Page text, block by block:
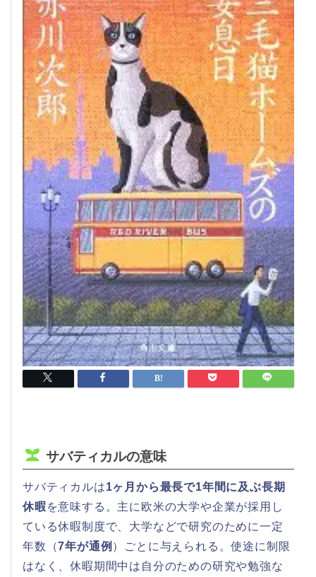
サバティカルの意味
サバティカルは1ヶ月から最長で1年間に及ぶ長期
休暇を意味する。主に欧米の大学や企業が採用し
ている休暇制度で、大学などで研究のために一定
年数（7年が通例 ）ごとに与えられる。使途に制限
はなく、休暇期間中は自分のための研究や勉強な